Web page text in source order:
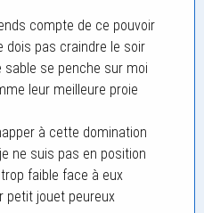
compte de ce pouvoir
dois pas craindre le soir
sable se penche sur moi
leur meilleure proie
à cette domination
ne suis pas en position
faible face à eux
petit jouet peureux